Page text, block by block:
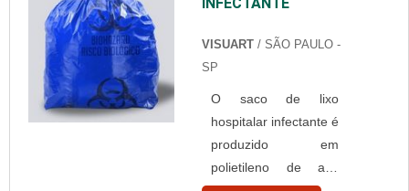
comprometida com
consegue encontrar o
site da Best Fabril. É
possível encontrar
capote hospitalar
descartável e gorr...
VISUART / SÃO PAULO -
SP
O saco de lixo
hospitalar infectante é
produzido em
polietileno de alta